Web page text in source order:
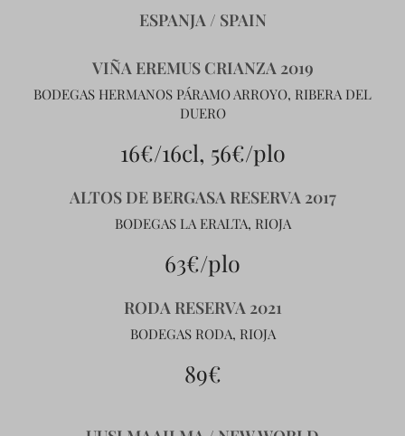
ESPANJA / SPAIN
VIÑA EREMUS CRIANZA 2019
BODEGAS HERMANOS PÁRAMO ARROYO, RIBERA DEL
DUERO
16€/16cl, 56€/plo
ALTOS DE BERGASA RESERVA 2017
BODEGAS LA ERALTA, RIOJA
63€/plo
RODA RESERVA 2021
BODEGAS RODA, RIOJA
89€